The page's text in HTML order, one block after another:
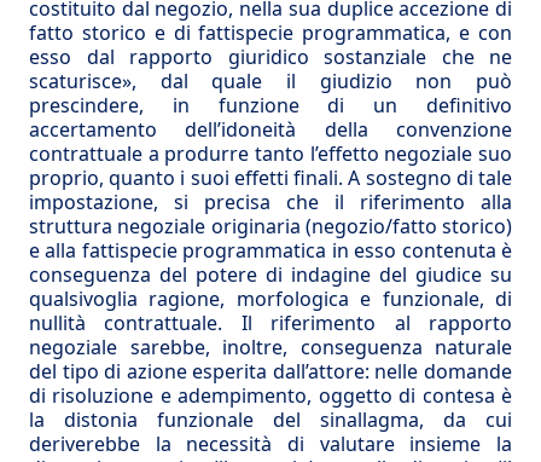
costituito dal negozio, nella sua duplice accezione di
fatto storico e di fattispecie programmatica, e con
esso dal rapporto giuridico sostanziale che ne
scaturisce», dal quale il giudizio non può
prescindere, in funzione di un definitivo
accertamento dell’idoneità della convenzione
contrattuale a produrre tanto l’effetto negoziale suo
proprio, quanto i suoi effetti finali. A sostegno di tale
impostazione, si precisa che il riferimento alla
struttura negoziale originaria (negozio/fatto storico)
e alla fattispecie programmatica in esso contenuta è
conseguenza del potere di indagine del giudice su
qualsivoglia ragione, morfologica e funzionale, di
nullità contrattuale. Il riferimento al rapporto
negoziale sarebbe, inoltre, conseguenza naturale
del tipo di azione esperita dall’attore: nelle domande
di risoluzione e adempimento, oggetto di contesa è
la distonia funzionale del sinallagma, da cui
deriverebbe la necessità di valutare insieme la